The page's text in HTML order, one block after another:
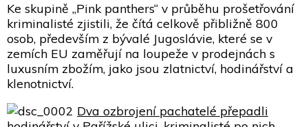
Ke skupině „Pink panthers“ v průběhu prošetřování
kriminalisté zjistili, že čítá celkově přibližně 800
osob, především z bývalé Jugoslávie, které se v
zemích EU zaměřují na loupeže v prodejnách s
luxusním zbožím, jako jsou zlatnictví, hodinářství a
klenotnictví.
Dva ozbrojení pachatelé přepadli